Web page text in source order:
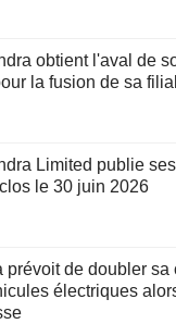
obtient l'aval de
la fusion de sa
Limited publie
le 30 juin 2026
prévoit de doubler sa
électriques